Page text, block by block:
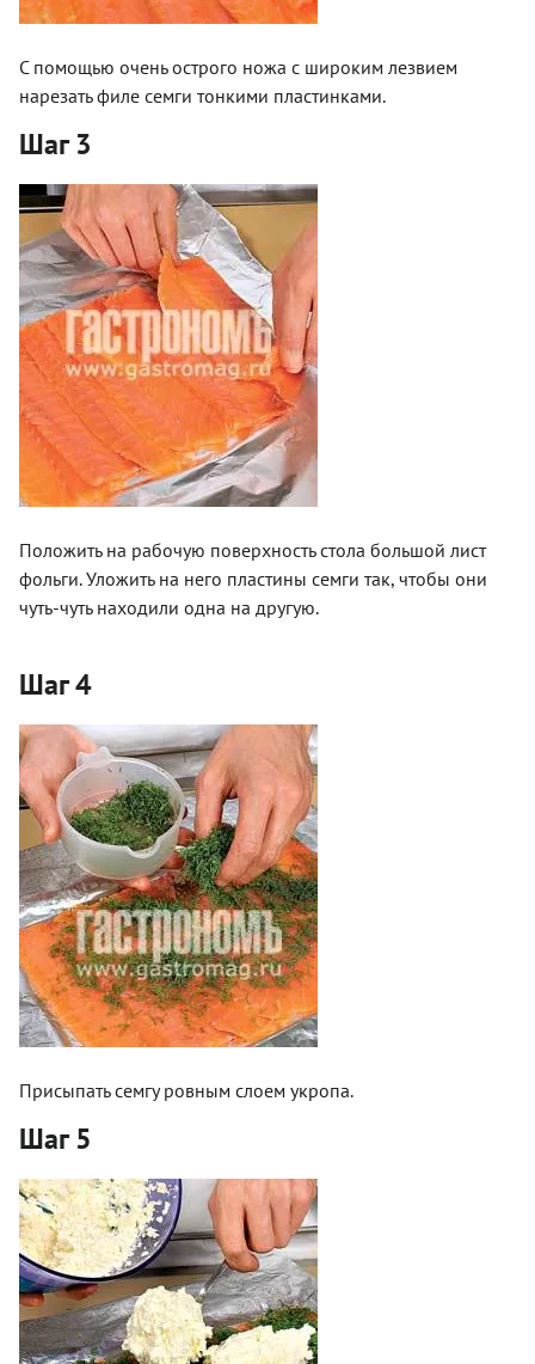
С помощью очень острого ножа с широким лезвием
нарезать филе семги тонкими пластинками.
Шаг 3
Положить на рабочую поверхность стола большой лист
фольги. Уложить на него пластины семги так, чтобы они
чуть-чуть находили одна на другую.
Шаг 4
Присыпать семгу ровным слоем укропа.
Шаг 5